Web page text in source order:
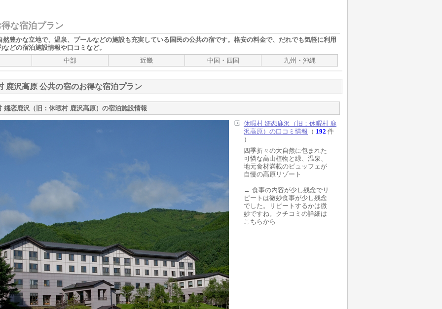
な宿泊プラン
豊かな立地で、温泉、プールなどの施設も充実している 国民の公共の宿です。格安の料金で、だれでも気軽に利用
どの宿泊施設情報や口コミなど。
中部
近畿 中国・四国 九州・沖縄
鹿沢高原 公共の宿のお得な宿泊プラン
嬬恋鹿沢（旧：休暇村 鹿沢高原）の宿泊施設情報
休暇村 嬬恋鹿沢（旧：休暇村 鹿
沢高原）の口コミ情報 （ 192 件
）
四季折々の大自然に包まれた
可憐な高山植物と緑、温泉、
地元食材満載のビュッフェが
自慢の高原リゾート
→ 食事の内容が少し残念でリ
ピートは微妙食事が少し残念
でした。リピートするかは微
妙ですね。クチコミの詳細は
こちらから